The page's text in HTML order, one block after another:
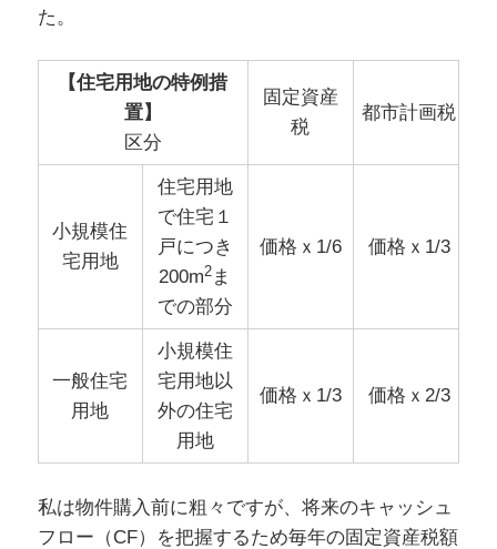
た。
【住宅用地の特例措
置】
区分
固定資産
税
都市計画税
小規模住
宅用地
住宅用地
で住宅１
戸につき
200m2 ま
での部分
価格ｘ1/6 価格ｘ1/3
一般住宅
用地
小規模住
宅用地以
外の住宅
用地
価格ｘ1/3 価格ｘ2/3
私は物件購入前に粗々ですが、将来のキャッシュ
フロー（CF）を把握するため毎年の固定資産税額